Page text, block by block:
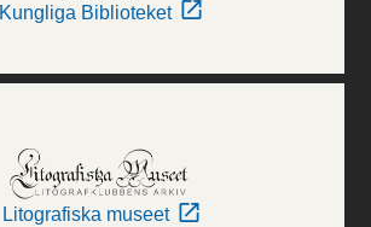
Kungliga Biblioteket
Litografiska museet